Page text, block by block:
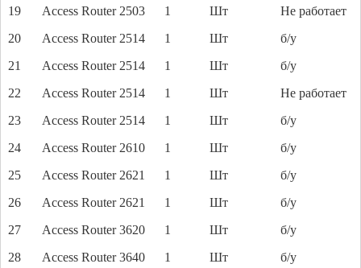
19
Access Router 2503 1 Шт
Не работает
20
Access Router 2514 1 Шт
б/у
21
Access Router 2514 1 Шт
б/у
22
Access Router 2514 1 Шт
Не работает
23
Access Router 2514 1 Шт
б/у
24
Access Router 2610 1 Шт
б/у
25
Access Router 2621 1 Шт
б/у
26
Access Router 2621 1 Шт
б/у
27
Access Router 3620 1 Шт
б/у
28
Access Router 3640 1 Шт
б/у